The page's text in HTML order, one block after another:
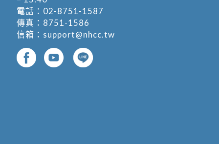
電話： 02-8751-1587
傳真：8751-1586
信箱： support@nhcc.tw